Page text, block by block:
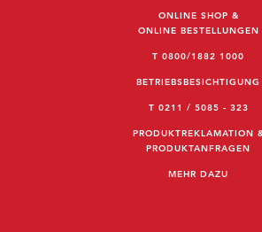
ONLINE SHOP &
ONLINE BESTELLUNGEN
T 0800/1882 1000
BETRIEBSBESICHTIGUNG
T 0211 / 5085 - 323
PRODUKTREKLAMATION
PRODUKTANFRAGEN
MEHR DAZU